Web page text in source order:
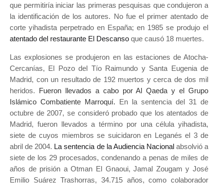
que permitiría iniciar las primeras pesquisas que condujeron a
la identificación de los autores. No fue el primer atentado de
corte yihadista perpetrado en España; en 1985 se produjo el
atentado del restaurante El Descanso que causó 18 muertes.
Las explosiones se produjeron en las estaciones de Atocha-
Cercanías, El Pozo del Tío Raimundo y Santa Eugenia de
Madrid, con un resultado de 192 muertos y cerca de dos mil
heridos. Fueron llevados a cabo por Al Qaeda y el Grupo
Islámico Combatiente Marroquí. En la sentencia del 31 de
octubre de 2007, se consideró probado que los atentados de
Madrid, fueron llevados a término por una célula yihadista,
siete de cuyos miembros se suicidaron en Leganés el 3 de
abril de 2004. La sentencia de la Audiencia Nacionalabsolvió a
siete de los 29 procesados, condenando a penas de miles de
años de prisión a Otman El Gnaoui, Jamal Zougam y José
Emilio Suárez Trashorras, 34.715 años, como colaborador